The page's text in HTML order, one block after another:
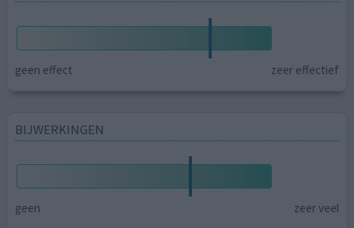
geen effect zeer effectief
BIJWERKINGEN
geen
zeer veel